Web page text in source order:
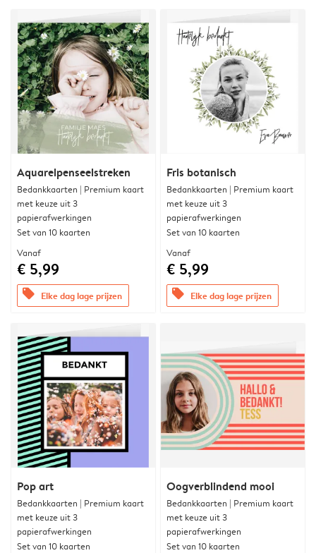
Aquarelpenseelstreken
Bedankkaarten | Premium kaart
met keuze uit 3
papierafwerkingen
Set van 10 kaarten
Vanaf
€ 5,99
offers Elke dag lage prijzen
Fris botanisch
Bedankkaarten | Premium kaart
met keuze uit 3
papierafwerkingen
Set van 10 kaarten
Vanaf
€ 5,99
offers Elke dag lage prijzen
Pop art
Bedankkaarten | Premium kaart
met keuze uit 3
papierafwerkingen
Set van 10 kaarten
Oogverblindend mooi
Bedankkaarten | Premium kaart
met keuze uit 3
papierafwerkingen
Set van 10 kaarten